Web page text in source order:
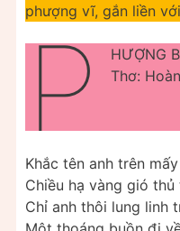
phượng vĩ, gắn liền
P
HƯỢNG
Thơ:
Khắc tên anh trên
Chiều hạ vàng gió thủ
Chỉ anh thôi lung linh